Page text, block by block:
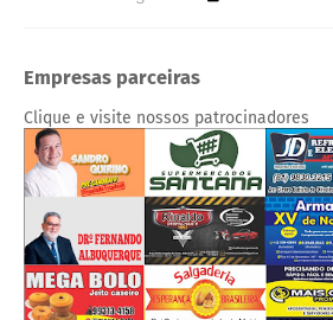
Empresas parceiras
Clique e visite nossos patrocinadores